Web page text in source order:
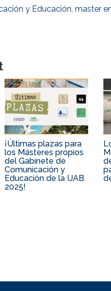
y Educación, master
¡Últimas plazas para
los Másteres propios
del Gabinete de
Comunicación y
Educación de la UAB
2025!